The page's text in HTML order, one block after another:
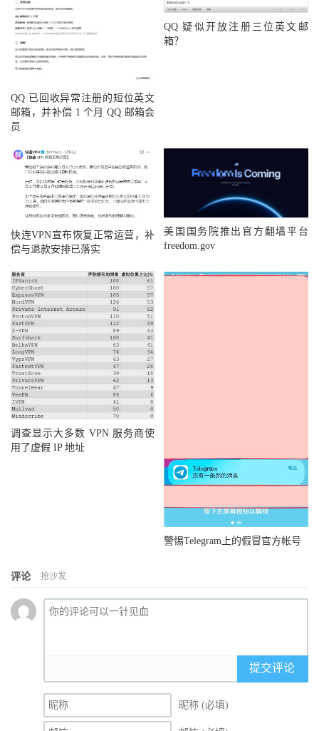
QQ 已回收异常注册的短位英文
邮箱，并补偿 1 个月 QQ 邮箱会
员
QQ 疑似开放注册三位英文邮
箱？
快连VPN宣布恢复正常运营，补
偿与退款安排已落实
美国国务院推出官方翻墙平台
freedom.gov
调查显示大多数 VPN 服务商使
用了虚假 IP 地址
警惕Telegram上的假冒官方帐号
评论 抢沙发
提交评论
昵称 (必填)